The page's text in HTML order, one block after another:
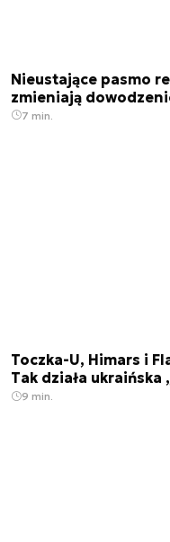
Nieustające pasmo
zmieniają
7 min.
Toczka-U, Himars i
Tak działa ukraińska
9 min.